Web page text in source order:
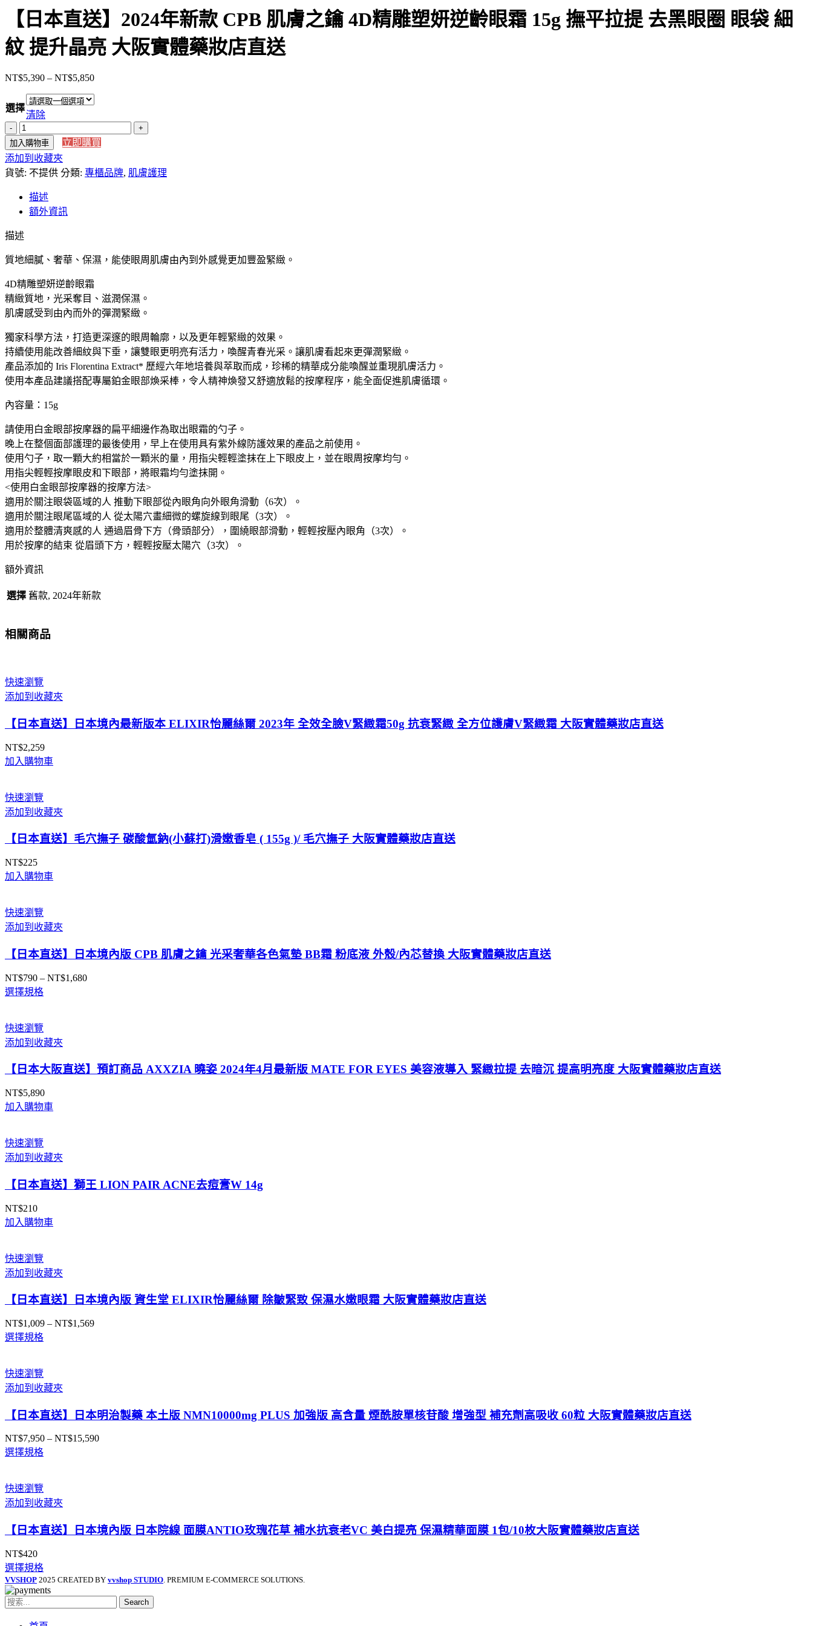
【日本直送】2024年新款 CPB 肌膚之鑰 4D精雕塑妍逆齡眼霜 15g 撫平拉提 去黑眼圈 眼袋 細
紋 提升晶亮 大阪實體藥妝店直送
NT$5,390 – NT$5,850價
格
圍：
NT$5,390
到
選擇
清除
【日
本
直
送】
年
新
CPB
肌
膚
之
鑰
4D
雕
塑
妍
逆
眼
霜
15g
撫
平
拉
提
去
黑
眼
圈
眼
細
升
大
阪
體
妝
店
送
數
加入購物車
立即購買
添加到收藏夾
貨號: 不提供 分類: 專櫃品牌, 肌膚護理
描述
額外資訊
描述
質地細膩、奢華、保濕，能使眼周肌膚由內到外感覺更加豐盈緊緻。
4D精雕塑妍逆齡眼霜
精緻質地，光采奪目、滋潤保濕。
肌膚感受到由內而外的彈潤緊緻。
獨家科學方法，打造更深邃的眼周輪廓，以及更年輕緊緻的效果。
持續使用能改善細紋與下垂，讓雙眼更明亮有活力，喚醒青春光采。讓肌膚看起來更彈潤緊緻。
產品添加的 Iris Florentina Extract* 歷經六年地培養與萃取而成，珍稀的精華成分能喚醒並重現肌膚活力。
使用本產品建議搭配專屬鉑金眼部煥采棒，令人精神煥發又舒適放鬆的按摩程序，能全面促進肌膚循環。
內容量：15g
請使用白金眼部按摩器的扁平細邊作為取出眼霜的勺子。
晚上在整個面部護理的最後使用，早上在使用具有紫外線防護效果的產品之前使用。
使用勺子，取一顆大約相當於一顆米的量，用指尖輕輕塗抹在上下眼皮上，並在眼周按摩均勻。
用指尖輕輕按摩眼皮和下眼部，將眼霜均勻塗抹開。
<使用白金眼部按摩器的按摩方法>
適用於關注眼袋區域的人 推動下眼部從內眼角向外眼角滑動（6次）。
適用於關注眼尾區域的人 從太陽穴畫細微的螺旋線到眼尾（3次）。
適用於整體清爽感的人 通過眉骨下方（骨頭部分），圍繞眼部滑動，輕輕按壓內眼角（3次）。
用於按摩的結束 從眉頭下方，輕輕按壓太陽穴（3次）。
額外資訊
選擇 舊款, 2024年新款
相關商品
快速瀏覽
添加到收藏夾
【日本直送】日本境內最新版本 ELIXIR怡麗絲爾 2023年 全效全臉V緊緻霜50g 抗衰緊緻 全方位護膚V緊緻霜 大阪實體藥妝店直送
NT$2,259
加入購物車
快速瀏覽
添加到收藏夾
【日本直送】毛穴撫子 碳酸氫鈉(小蘇打)滑嫩香皂 ( 155g )/ 毛穴撫子 大阪實體藥妝店直送
NT$225
加入購物車
快速瀏覽
添加到收藏夾
【日本直送】日本境內版 CPB 肌膚之鑰 光采奢華各色氣墊 BB霜 粉底液 外殼/內芯替換 大阪實體藥妝店直送
NT$790 – NT$1,680價
NT$1,680
選擇規格
快速瀏覽
添加到收藏夾
【日本大阪直送】預訂商品 AXXZIA 曉姿 2024年4月最新版 MATE FOR EYES 美容液導入 緊緻拉提 去暗沉 提高明亮度 大阪實體藥妝店直送
NT$5,890
加入購物車
快速瀏覽
添加到收藏夾
【日本直送】獅王 LION PAIR ACNE去痘膏W 14g
NT$210
加入購物車
快速瀏覽
添加到收藏夾
【日本直送】日本境內版 資生堂 ELIXIR怡麗絲爾 除皺緊致 保濕水嫩眼霜 大阪實體藥妝店直送
NT$1,009 – NT$1,569價
選擇規格
快速瀏覽
添加到收藏夾
【日本直送】日本明治製藥 本土版 NMN10000mg PLUS 加強版 高含量 煙酰胺單核苷酸 增強型 補充劑高吸收 60粒 大阪實體藥妝店直送
NT$7,950 – NT$15,590價
選擇規格
快速瀏覽
添加到收藏夾
【日本直送】日本境內版 日本院線 面膜ANTIO玫瑰花草 補水抗衰老VC 美白提亮 保濕精華面膜 1包/10枚大阪實體藥妝店直送
NT$420
選擇規格
VVSHOP 2025 CREATED BY vvshop STUDIO . PREMIUM E-COMMERCE SOLUTIONS.
Search